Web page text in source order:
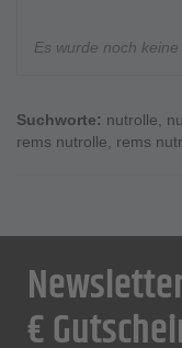
Es wurde noch
Suchworte: nutrolle,
rems nutrolle, rems
€